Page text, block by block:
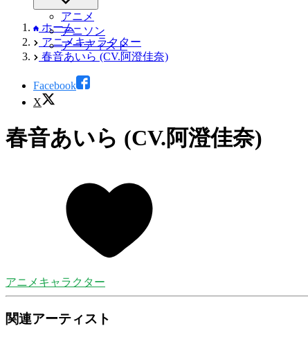
アニメ
アニソン
アーティスト
ホーム
アニメキャラクター
春音あいら (CV.阿澄佳奈)
Facebook
X
春音あいら (CV.阿澄佳奈)
アニメキャラクター
関連アーティスト